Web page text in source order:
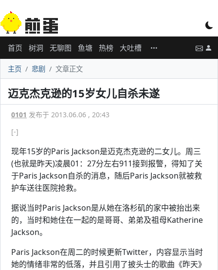
首页 树洞 无聊图 鱼塘 热榜 大吐槽
主页 悲剧 文章正文
迈克杰克逊的15岁女儿自杀未遂
0101 发布于 2013.06.06 , 20:43
[-]
现年15岁的Paris Jackson是迈克杰克逊的二女儿。周三
(也就是昨天)凌晨01：27分左右911接到报警，得知了关
于Paris Jackson自杀的消息，随后Paris Jackson就被救
护车送往医院抢救。
据说当时Paris Jackson是从她在洛杉矶的家中被抬出来
的，当时和她住在一起的是哥哥、弟弟及祖母Katherine
Jackson。
Paris Jackson在周二的时候更新Twitter，内容显示当时
她的情绪非常的低落，并且引用了披头士的歌曲《昨天》